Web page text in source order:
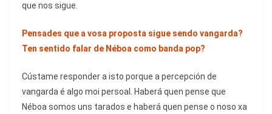
que nos sigue.
Pensades que a vosa proposta sigue sendo vangarda?
Ten sentido falar de Néboa como banda pop?
Cústame responder a isto porque a percepción de
vangarda é algo moi persoal. Haberá quen pense que
Néboa somos uns tarados e haberá quen pense o noso xa